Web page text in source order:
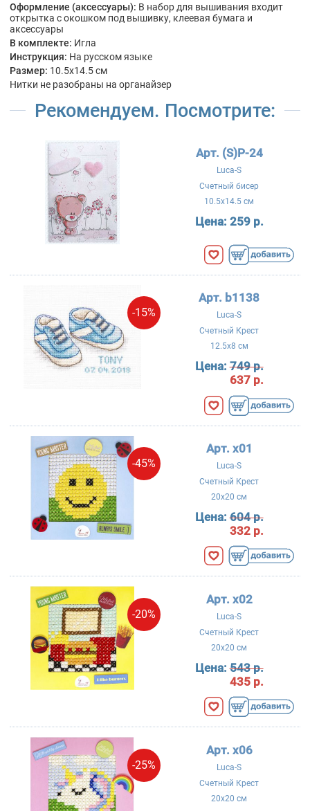
Оформление (аксессуары): В набор для вышивания входит
открытка с окошком под вышивку, клеевая бумага и
аксессуары
В комплекте: Игла
Инструкция: На русском языке
Размер: 10.5x14.5 см
Нитки не разобраны на органайзер
Рекомендуем. Посмотрите:
Арт. (S)P-24
Luca-S
Счетный бисер
10.5x14.5 см
Цена: 259 р.
-15%
Арт. b1138
Luca-S
Счетный Крест
12.5x8 см
Цена:749 р.
637 р.
-45%
Арт. x01
Luca-S
Счетный Крест
20x20 см
Цена:604 р.
332 р.
-20%
Арт. x02
Luca-S
Счетный Крест
20x20 см
Цена:543 р.
435 р.
-25%
Арт. x06
Luca-S
Счетный Крест
20x20 см